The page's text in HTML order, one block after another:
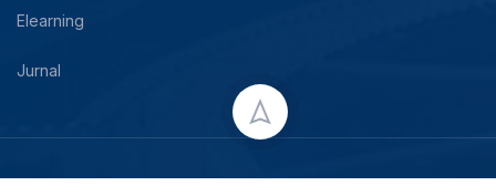
Elearning
Jurnal
Copyright © 2024 UIN Antasari Banjarmasin